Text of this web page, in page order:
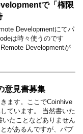
で「権限
Developmentにてパ
は時々使うのです
Developmentが
意見書募集
ます。ここでCoinhive
ています。 当然書いた
たことなどありません
があるんですが、パブ